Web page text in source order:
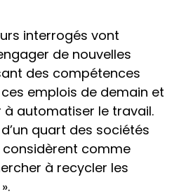
interrogés vont
de nouvelles
des compétences
emplois de demain et
à automatiser le travail.
quart des sociétés
comme
à recycler les